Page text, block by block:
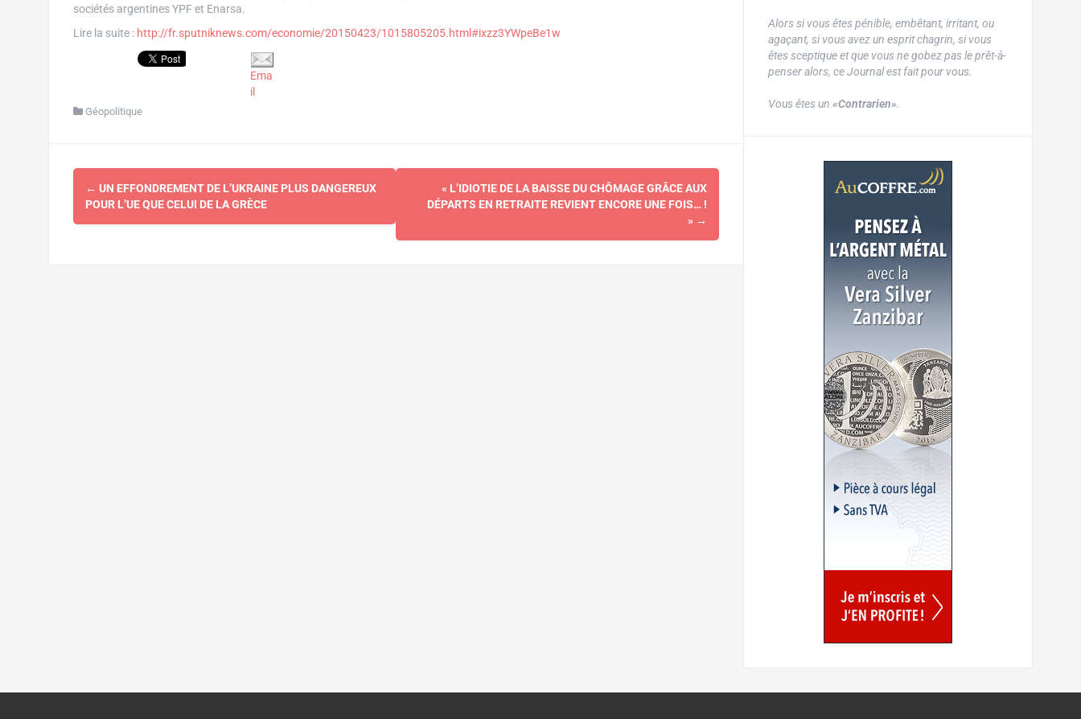
sociétés argentines YPF et Enarsa.
Lire la suite : http://fr.sputniknews.com/economie/20150423/1015805205.html#ixzz3YWpeBe1w
Ema
il
Géopolitique
Navigation
d'article
← UN EFFONDREMENT DE L’UKRAINE PLUS DANGEREUX
POUR L’UE QUE CELUI DE LA GRÈCE
« L’IDIOTIE DE LA BAISSE DU CHÔMAGE GRÂCE AUX
DÉPARTS EN RETRAITE REVIENT ENCORE UNE FOIS… !
» →
Alors si vous êtes pénible, embêtant, irritant, ou
agaçant, si vous avez un esprit chagrin, si vous
êtes sceptique et que vous ne gobez pas le prêt-à-
penser alors, ce Journal est fait pour vous.
Vous êtes un «Contrarien».